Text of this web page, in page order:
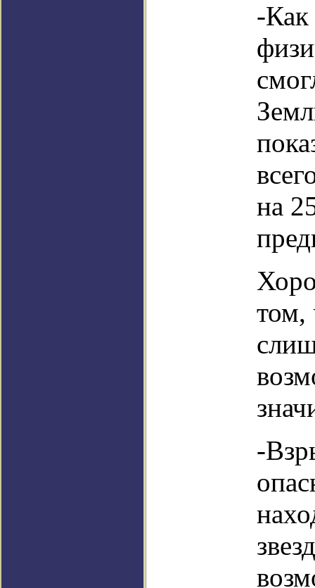
-Как
на
том,
-